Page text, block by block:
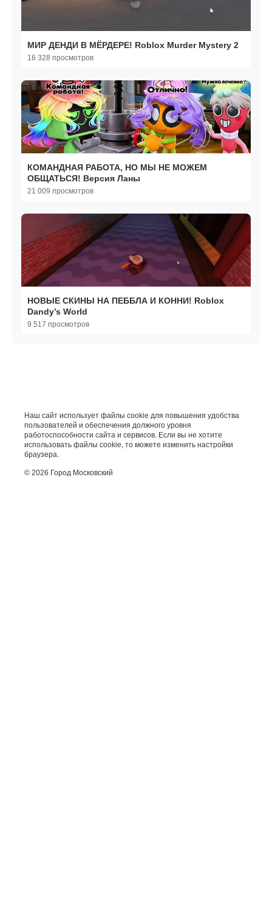
МИР ДЕНДИ В МЁРДЕРЕ! Roblox Murder Mystery 2
16 328 просмотров
КОМАНДНАЯ РАБОТА, НО МЫ НЕ МОЖЕМ
ОБЩАТЬСЯ! Версия Ланы
21 009 просмотров
НОВЫЕ СКИНЫ НА ПЕББЛА И КОННИ! Roblox
Dandy’s World
9 517 просмотров
Наш сайт использует файлы cookie для повышения удобства
пользователей и обеспечения должного уровня
работоспособности сайта и сервисов. Если вы не хотите
использовать файлы cookie, то можете изменить настройки
браузера.
© 2026 Город Московский